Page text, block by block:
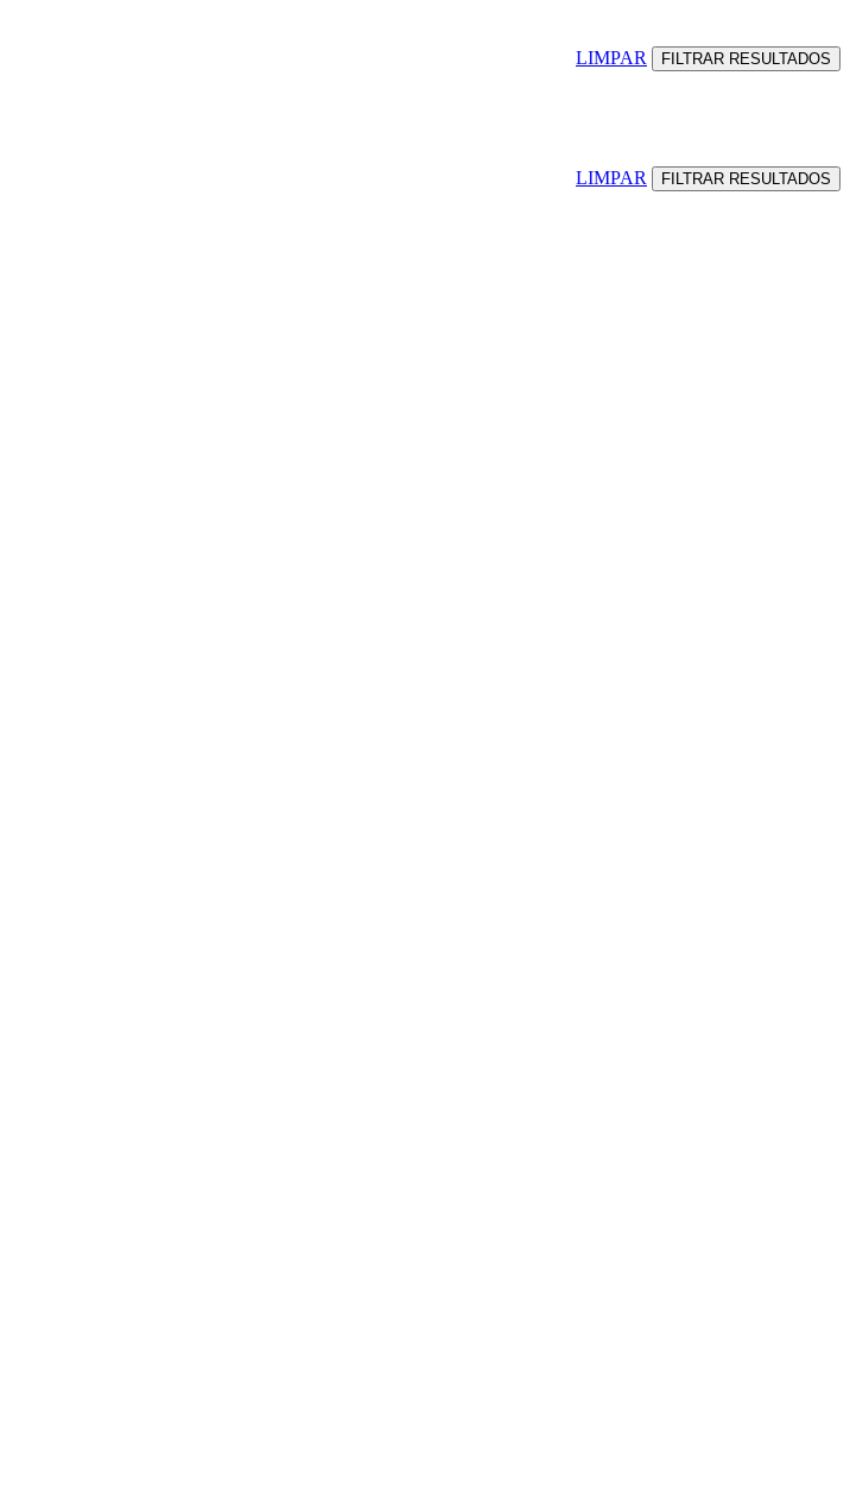
LIMPAR
LIMPAR